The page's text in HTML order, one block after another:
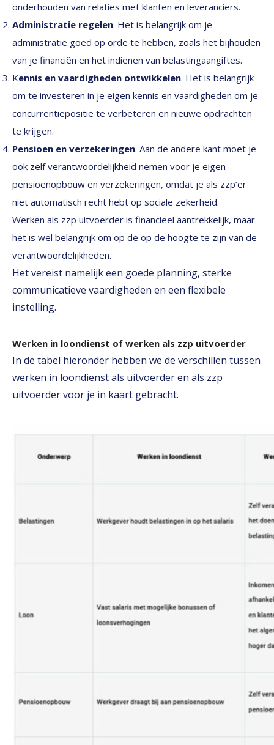
onderhouden van relaties met klanten en leveranciers.
Administratie regelen. Het is belangrijk om je
administratie goed op orde te hebben, zoals het bijhouden
van je financiën en het indienen van belastingaangiftes.
Kennis en vaardigheden ontwikkelen. Het is belangrijk
om te investeren in je eigen kennis en vaardigheden om je
concurrentiepositie te verbeteren en nieuwe opdrachten
te krijgen.
Pensioen en verzekeringen. Aan de andere kant moet je
ook zelf verantwoordelijkheid nemen voor je eigen
pensioenopbouw en verzekeringen, omdat je als zzp’er
niet automatisch recht hebt op sociale zekerheid.
Werken als zzp uitvoerder is financieel aantrekkelijk, maar
het is wel belangrijk om op de op de hoogte te zijn van de
verantwoordelijkheden.
Het vereist namelijk een goede planning, sterke
communicatieve vaardigheden en een flexibele
instelling.
Werken in loondienst of werken als zzp uitvoerder
In de tabel hieronder hebben we de verschillen tussen
werken in loondienst als uitvoerder en als zzp
uitvoerder voor je in kaart gebracht.